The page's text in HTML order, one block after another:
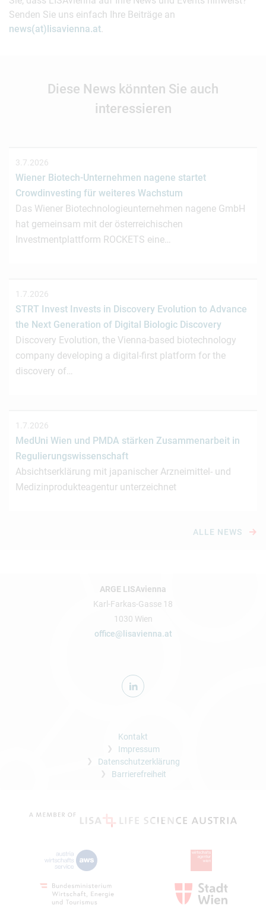
Senden Sie uns einfach Ihre Beiträge an
news(at)lisavienna.at.
Diese News könnten Sie auch
interessieren
3.7.2026
Wiener Biotech-Unternehmen nagene startet
Crowdinvesting für weiteres Wachstum
Das Wiener Biotechnologieunternehmen nagene GmbH
hat gemeinsam mit der österreichischen
Investmentplattform ROCKETS eine…
1.7.2026
STRT Invest Invests in Discovery Evolution to Advance
the Next Generation of Digital Biologic Discovery
Discovery Evolution, the Vienna-based biotechnology
company developing a digital-first platform for the
discovery of…
1.7.2026
MedUni Wien und PMDA stärken Zusammenarbeit in
Regulierungswissenschaft
Absichtserklärung mit japanischer Arzneimittel- und
Medizinprodukteagentur unterzeichnet
ALLE NEWS
ARGE LISAvienna
Karl-Farkas-Gasse 18
1030 Wien
office@lisavienna.at
Kontakt
Impressum
Datenschutzerklärung
Barrierefreiheit